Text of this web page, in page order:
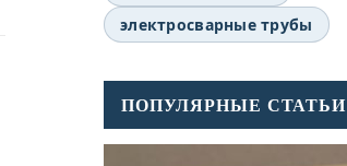
электросварные трубы
ПОПУЛЯРНЫЕ СТАТЬИ